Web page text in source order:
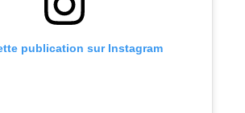
publication sur Instagram